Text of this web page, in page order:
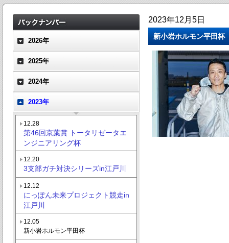
2026年
2025年
2024年
2023年
12.28
第46回京葉賞 トータリゼータエ
ンジニアリング杯
12.20
3支部ガチ対決シリーズin江戸川
12.12
にっぽん未来プロジェクト競走in
江戸川
12.05
新小岩ホルモン平田杯
2023年12月5日
新小岩ホルモン平田杯